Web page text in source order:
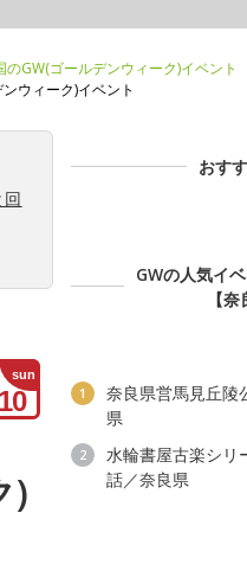
GW(ゴールデンウィーク)イベント
ウィーク)イベント
sun
10
)
おす
GWの人気イ
【奈
1
奈良県営馬見丘陵
県
2
水輪書屋古楽シ
話／奈良県